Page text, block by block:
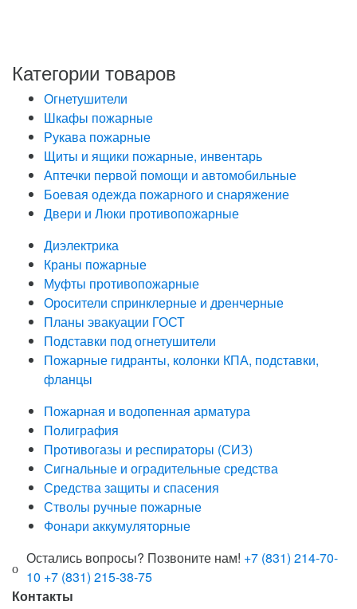
Категории товаров
Огнетушители
Шкафы пожарные
Рукава пожарные
Щиты и ящики пожарные, инвентарь
Аптечки первой помощи и автомобильные
Боевая одежда пожарного и снаряжение
Двери и Люки противопожарные
Диэлектрика
Краны пожарные
Муфты противопожарные
Оросители спринклерные и дренчерные
Планы эвакуации ГОСТ
Подставки под огнетушители
Пожарные гидранты, колонки КПА, подставки,
фланцы
Пожарная и водопенная арматура
Полиграфия
Противогазы и респираторы (СИЗ)
Сигнальные и оградительные средства
Средства защиты и спасения
Стволы ручные пожарные
Фонари аккумуляторные
Остались вопросы? Позвоните нам! +7 (831) 214-70-
10 +7 (831) 215-38-75
Контакты